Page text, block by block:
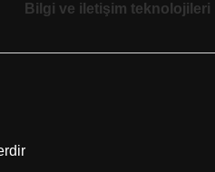
Bilgi ve iletişim teknolojileri